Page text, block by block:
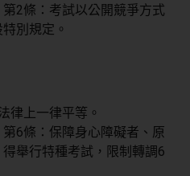
第2條：考試以公開競爭方式
別規定。
律上一律平等。
第6條：保障身心障礙者、原
舉行特種考試，限制轉調6